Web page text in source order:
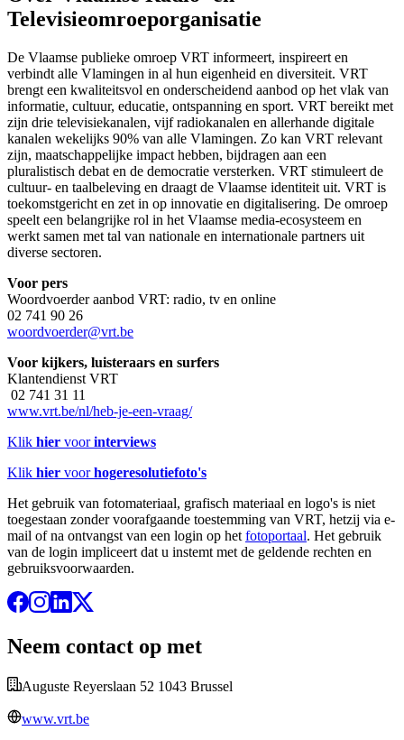
Televisieomroeporganisatie
De Vlaamse publieke omroep VRT informeert, inspireert en
verbindt alle Vlamingen in al hun eigenheid en diversiteit. VRT
brengt een kwaliteitsvol en onderscheidend aanbod op het vlak van
informatie, cultuur, educatie, ontspanning en sport. VRT bereikt met
zijn drie televisiekanalen, vijf radiokanalen en allerhande digitale
kanalen wekelijks 90% van alle Vlamingen. Zo kan VRT relevant
zijn, maatschappelijke impact hebben, bijdragen aan een
pluralistisch debat en de democratie versterken. VRT stimuleert de
cultuur- en taalbeleving en draagt de Vlaamse identiteit uit. VRT is
toekomstgericht en zet in op innovatie en digitalisering. De omroep
speelt een belangrijke rol in het Vlaamse media-ecosysteem en
werkt samen met tal van nationale en internationale partners uit
diverse sectoren.
Voor pers
Woordvoerder aanbod VRT: radio, tv en online
02 741 90 26
woordvoerder@vrt.be
Voor kijkers, luisteraars en surfers
Klantendienst VRT
02 741 31 11
www.vrt.be/nl/heb-je-een-vraag/
Klik hier voorinterviews
Klik hier voorhogeresolutiefoto's
Het gebruik van fotomateriaal, grafisch materiaal en logo's is niet
toegestaan zonder voorafgaande toestemming van VRT, hetzij via e-
mail of na ontvangst van een login op het fotoportaal. Het gebruik
van de login impliceert dat u instemt met de geldende rechten en
gebruiksvoorwaarden.
Neem contact op met
Auguste Reyerslaan 52 1043 Brussel
www.vrt.be